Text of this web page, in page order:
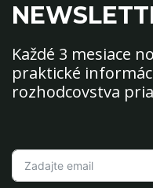
Každé 3 mesiace
praktické
rozhodcovstva